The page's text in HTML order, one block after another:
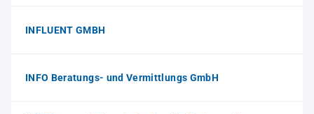
INFLUENT GMBH
INFO Beratungs- und Vermittlungs GmbH